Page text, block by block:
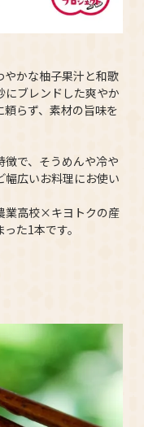
かな柚子果汁と和歌
にブレンドした爽やか
らず、素材の旨味を
で、そうめんや冷や
幅広いお料理にお使い
業高校×キヨトクの産
た1本です。